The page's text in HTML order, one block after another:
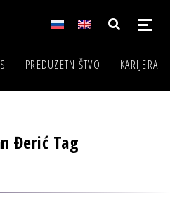
PREDUZETNIŠTVO KARIJERA
Đerić Tag